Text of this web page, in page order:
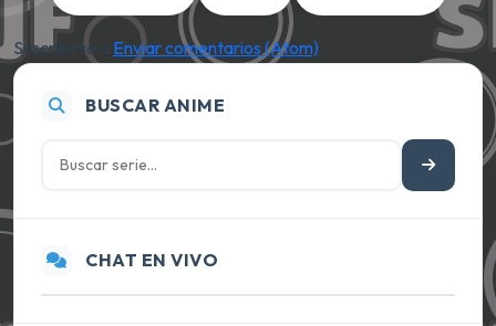
Suscribirse a:Enviar comentarios (Atom)
BUSCAR ANIME
CHAT EN VIVO